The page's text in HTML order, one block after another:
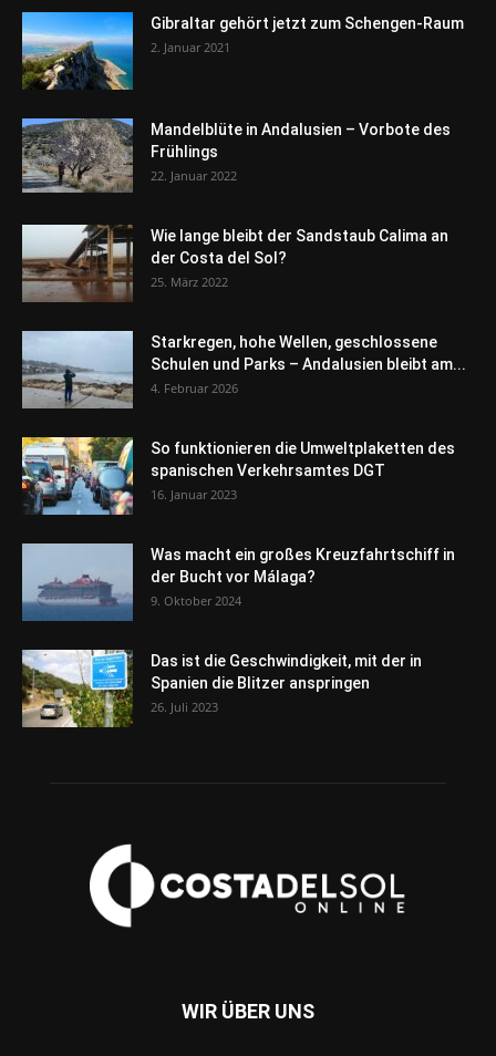
Gibraltar gehört jetzt zum Schengen-Raum
2. Januar 2021
Mandelblüte in Andalusien – Vorbote des
Frühlings
22. Januar 2022
Wie lange bleibt der Sandstaub Calima an
der Costa del Sol?
25. März 2022
Starkregen, hohe Wellen, geschlossene
Schulen und Parks – Andalusien bleibt am...
4. Februar 2026
So funktionieren die Umweltplaketten des
spanischen Verkehrsamtes DGT
16. Januar 2023
Was macht ein großes Kreuzfahrtschiff in
der Bucht vor Málaga?
9. Oktober 2024
Das ist die Geschwindigkeit, mit der in
Spanien die Blitzer anspringen
26. Juli 2023
WIR ÜBER UNS